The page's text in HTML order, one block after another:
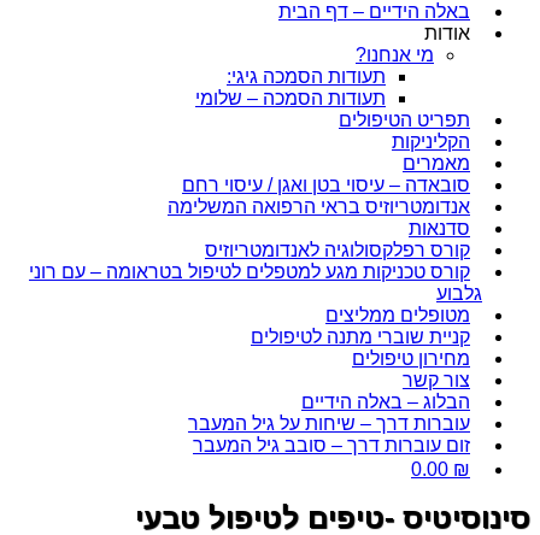
באלה הידיים – דף הבית
אודות
מי אנחנו?
תעודות הסמכה גיגי:
תעודות הסמכה – שלומי
תפריט הטיפולים
הקליניקות
מאמרים
סובאדה – עיסוי בטן ואגן / עיסוי רחם
אנדומטריוזיס בראי הרפואה המשלימה
סדנאות
קורס רפלקסולוגיה לאנדומטריוזיס
קורס טכניקות מגע למטפלים לטיפול בטראומה – עם רוני
גלבוע
מטופלים ממליצים
קניית שוברי מתנה לטיפולים
מחירון טיפולים
צור קשר
הבלוג – באלה הידיים
עוברות דרך – שיחות על גיל המעבר
זום עוברות דרך – סובב גיל המעבר
0.00 ₪
סינוסיטיס -טיפים לטיפול טבעי